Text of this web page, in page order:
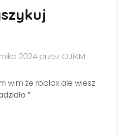
2024 przez OJiKM
wim że roblox ale wiesz
”